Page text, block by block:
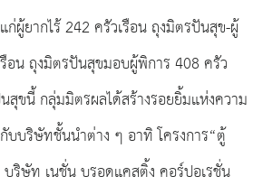
ผู้ยากไร้ 242 ครัวเรือน ถุงมิตรปันสุข-ผู้
อน ถุงมิตรปันสุขมอบผู้พิการ 408 ครัว
สุขนี้ กลุ่มมิตรผลได้สร้างรอยยิ้มแห่งความ
บบริษัทชั้นนำต่าง ๆ อาทิ โครงการ“ตู้
ริษัท เนชั่น บรอดแคสติ้ง คอร์ปอเรชั่น